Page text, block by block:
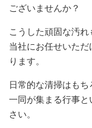
ございませんか？
こうした頑固な汚れ
当社にお任せいた
ります。
日常的な清掃はも
一同が集まる行事
さい。